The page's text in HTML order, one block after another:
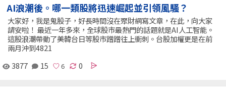
AI浪潮後。哪一類股將迅速崛起並引領風騷？
大家好，我是鬼股子，好長時間沒在聚財網寫文章，在此，向大家
請安啦！ 最近一年多來，全球股市最熱門的話題就是AI人工智能。
這股浪潮帶動了美韓台日等股市蹭蹭往上衝刺。台股加權更是在前
兩月沖到4821
3877
15 0